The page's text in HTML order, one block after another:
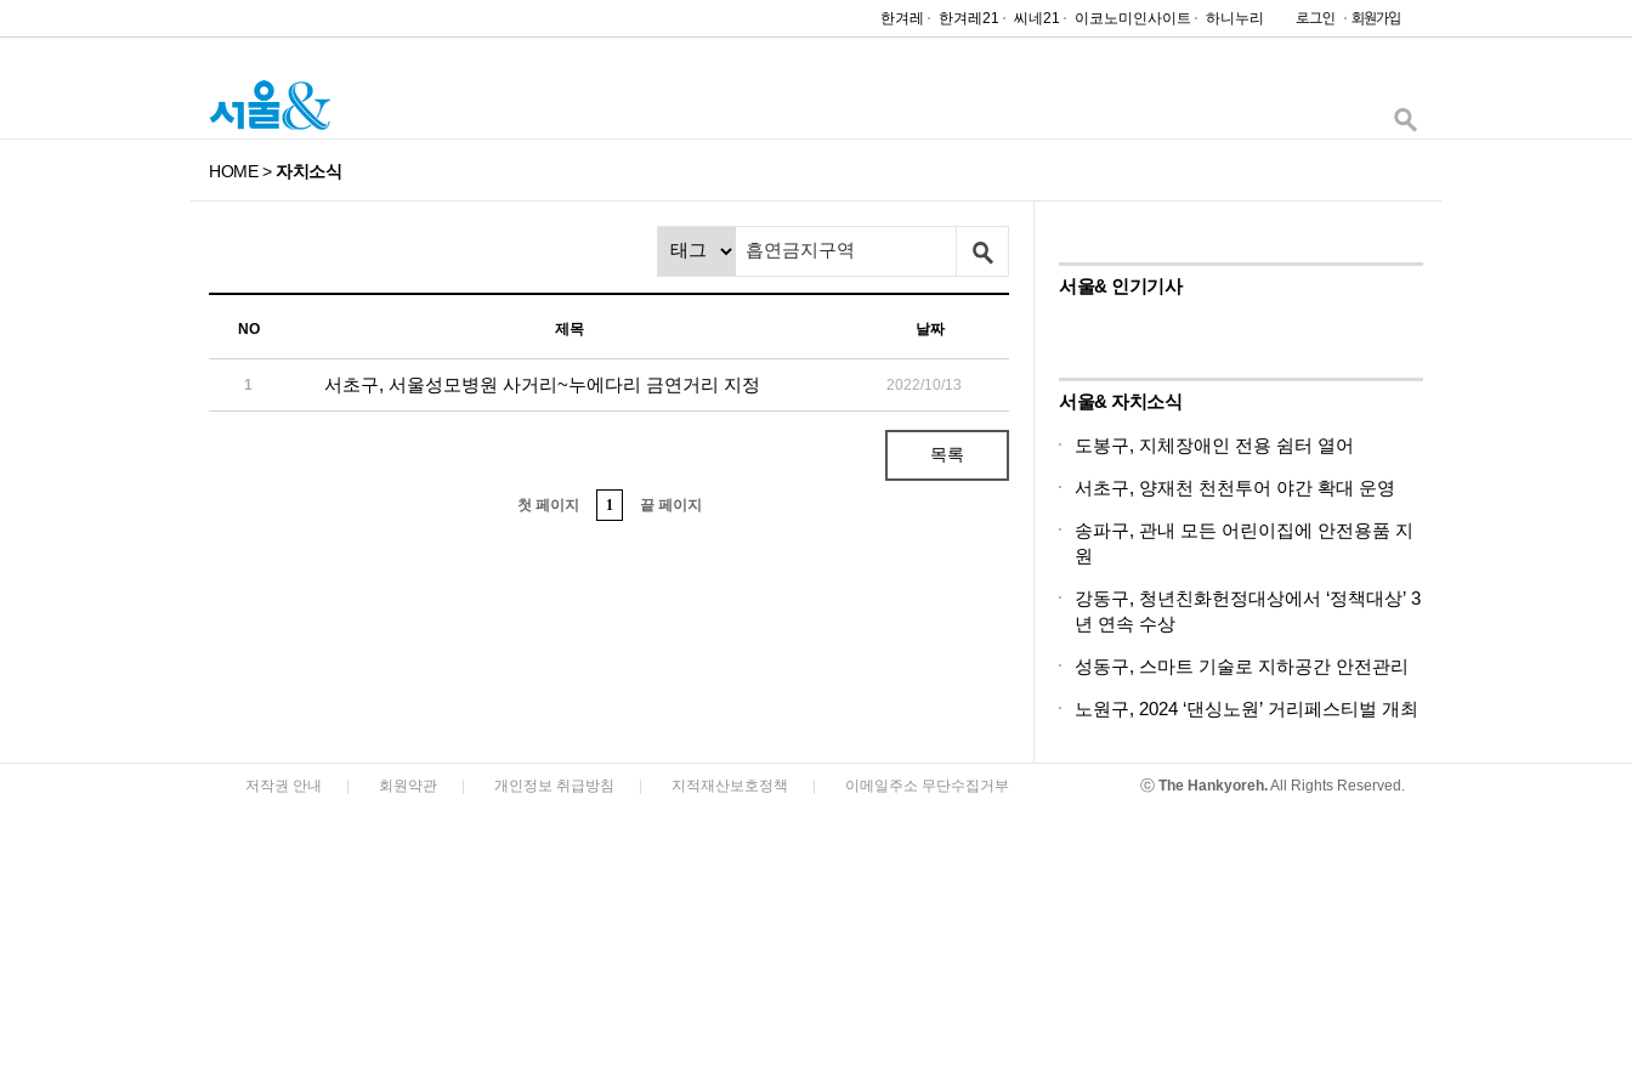
한겨레 한겨레21 씨네21 이코노미인사이트 하니누리
HOME>자치소식
NO 제목 날짜
1 서초구, 서울성모병원 사거리~누에다리 금연거리 지정 2022/10/13
목록
첫 페이지 1 끝 페이지
서울& 인기기사
서울& 자치소식
도봉구, 지체장애인 전용 쉼터 열어
서초구, 양재천 천천투어 야간 확대 운영
송파구, 관내 모든 어린이집에 안전용품 지
원
강동구, 청년친화헌정대상에서 ‘정책대상’ 3
년 연속 수상
성동구, 스마트 기술로 지하공간 안전관리
노원구, 2024 ‘댄싱노원’ 거리페스티벌 개최
저작권 안내 | 회원약관 | 개인정보 취급방침 | 지적재산보호정책 | 이메일주소 무단수집거부 ⓒ The Hankyoreh.All Rights Reserved.